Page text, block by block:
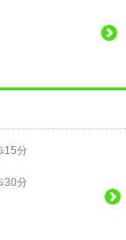
15分
30分